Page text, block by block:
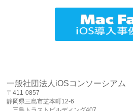
一般社団法人iOSコンソーシアム
〒411-0857
静岡県三島市芝本町12-6